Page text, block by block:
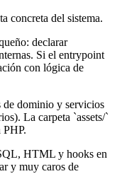
concreta del sistema.
declarar
Si el entrypoint
con lógica de
de dominio y servicios
La carpeta `assets/`
PHP.
HTML y hooks en
y muy caros de